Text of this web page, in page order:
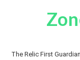
The Relic First